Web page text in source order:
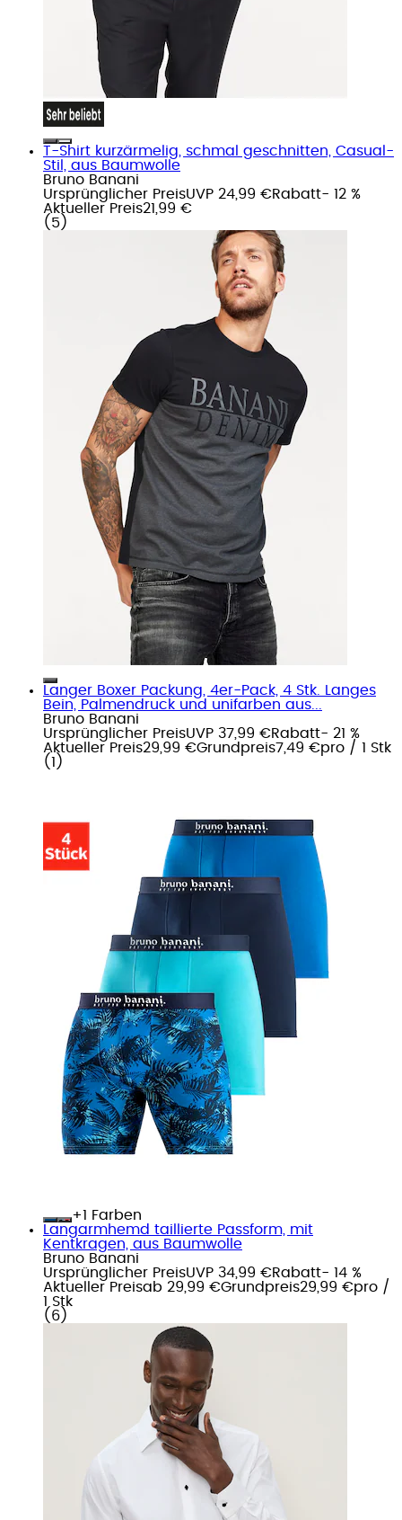
T-Shirt kurzärmelig, schmal geschnitten, Casual-
Stil, aus Baumwolle
Bruno Banani
Ursprünglicher PreisUVP 24,99 €Rabatt- 12 %
Aktueller Preis21,99 €
( 5 )
Langer Boxer Packung, 4er-Pack, 4 Stk. Langes
Bein, Palmendruck und unifarben aus...
Bruno Banani
Ursprünglicher PreisUVP 37,99 €Rabatt- 21 %
Aktueller Preis29,99 €Grundpreis7,49 €pro / 1 Stk
( 1 )
+
Farben
Langarmhemd taillierte Passform, mit
Kentkragen, aus Baumwolle
Bruno Banani
Ursprünglicher PreisUVP 34,99 €Rabatt- 14 %
Aktueller Preisab 29,99 €Grundpreis29,99 €pro /
1 Stk
( 6 )